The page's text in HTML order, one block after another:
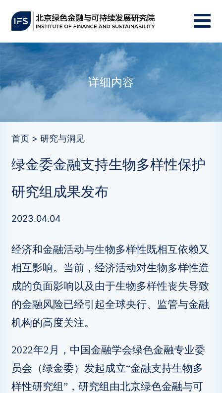
详细内容
首页 > 研究与洞见
绿金委金融支持生物多样性保护
研究组成果发布
2023.04.04
经济和金融活动与生物多样性既相互依赖又
相互影响。当前，经济活动对生物多样性造
成的负面影响以及由于生物多样性丧失导致
的金融风险已经引起全球央行、监管与金融
机构的高度关注。
2022年2月，中国金融学会绿色金融专业委
员会（绿金委）发起成立“金融支持生物多
样性研究组”，研究组由北京绿色金融与可